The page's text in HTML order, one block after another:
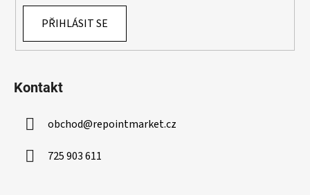
PŘIHLÁSIT SE
Kontakt
obchod@repointmarket.cz
725 903 611